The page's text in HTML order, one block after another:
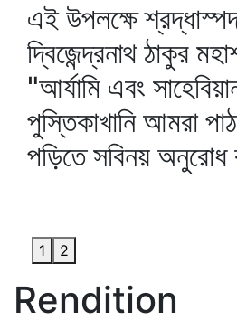
এই উপলক্ষে
দ্বিজেন্দ্রনাথ ঠাকুর
"আর্যামি এবং
পুস্তিকাখানি আমরা
পড়িতে সবিনয় অনুরোধ
1 2
Rendition